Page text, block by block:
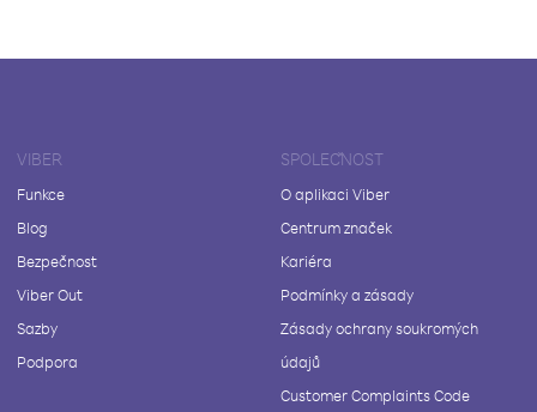
VIBER
Funkce
Blog
Bezpečnost
Viber Out
Sazby
Podpora
SPOLEČNOST
O aplikaci Viber
Centrum značek
Kariéra
Podmínky a zásady
Zásady ochrany soukromých
údajů
Customer Complaints Code